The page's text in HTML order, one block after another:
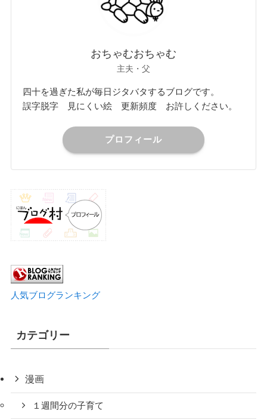
おちゃむおちゃむ
主夫・父
四十を過ぎた私が毎日ジタバタするブログです。
誤字脱字 見にくい絵 更新頻度 お許しください。
プロフィール
人気ブログランキング
カテゴリー
漫画
１週間分の子育て